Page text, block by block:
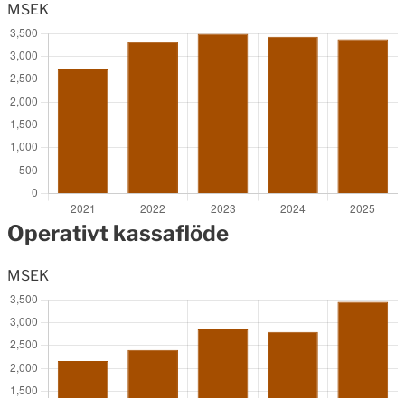
MSEK
Operativt kassaflöde
MSEK